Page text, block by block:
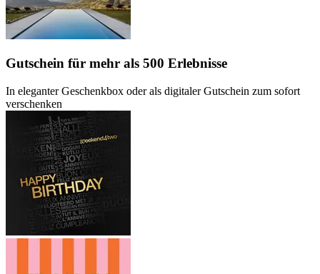
Gutschein für mehr als 500 Erlebnisse
In eleganter Geschenkbox oder als digitaler Gutschein zum sofort
verschenken